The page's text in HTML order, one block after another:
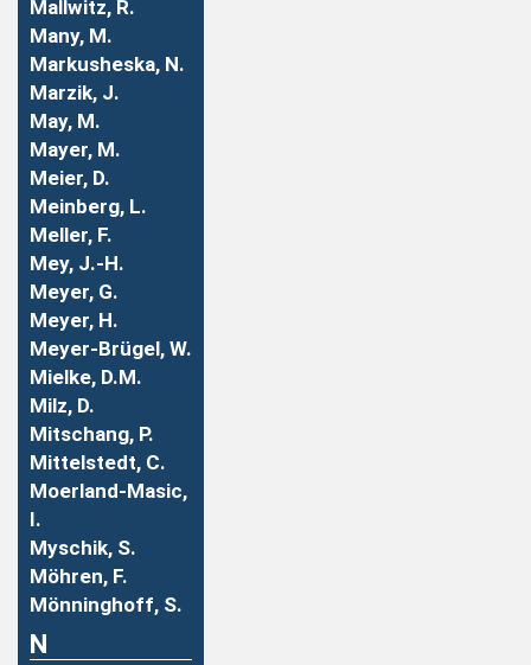
Mallwitz, R.
Many, M.
Markusheska, N.
Marzik, J.
May, M.
Mayer, M.
Meier, D.
Meinberg, L.
Meller, F.
Mey, J.-H.
Meyer, G.
Meyer, H.
Meyer-Brügel, W.
Mielke, D.M.
Milz, D.
Mitschang, P.
Mittelstedt, C.
Moerland-Masic,
I.
Myschik, S.
Möhren, F.
Mönninghoff, S.
N